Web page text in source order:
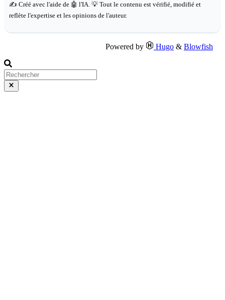
✍️ Créé avec l'aide de 🤖 l'IA. 💡 Tout le contenu est vérifié, modifié et
reflète l'expertise et les opinions de l'auteur.
Powered by Hugo & Blowfish